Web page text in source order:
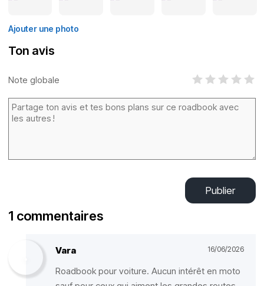
Ajouter une photo
Ton avis
Note globale
Publier
1 commentaires
Vara 16/06/2026
Roadbook pour voiture. Aucun intérêt en moto